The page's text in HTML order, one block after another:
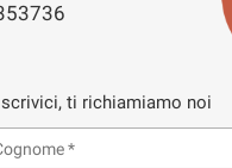
scrivici, ti richiamiamo noi